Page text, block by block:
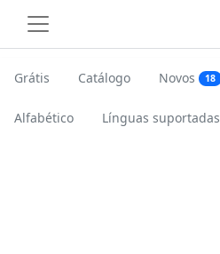
Grátis Catálogo Novos 18
Alfabético Línguas suportadas